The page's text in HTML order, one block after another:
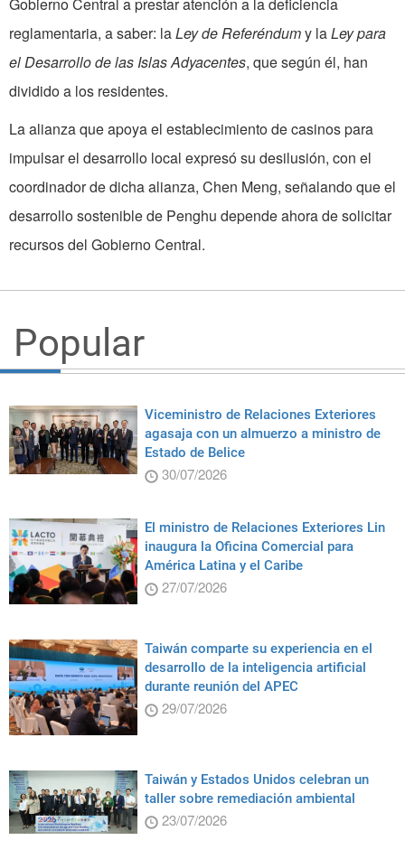
Gobierno Central a prestar atención a la deficiencia
reglamentaria, a saber: laLey de Referéndumy laLey para
el Desarrollo de las Islas Adyacentes, que según él, han
dividido a los residentes.
La alianza que apoya el establecimiento de casinos para
impulsar el desarrollo local expresó su desilusión, con el
coordinador de dicha alianza, Chen Meng, señalando que el
desarrollo sostenible de Penghu depende ahora de solicitar
recursos del Gobierno Central.
Popular
Viceministro de Relaciones Exteriores
agasaja con un almuerzo a ministro de
Estado de Belice
30/07/2026
El ministro de Relaciones Exteriores Lin
inaugura la Oficina Comercial para
América Latina y el Caribe
27/07/2026
Taiwán comparte su experiencia en el
desarrollo de la inteligencia artificial
durante reunión del APEC
29/07/2026
Taiwán y Estados Unidos celebran un
taller sobre remediación ambiental
23/07/2026